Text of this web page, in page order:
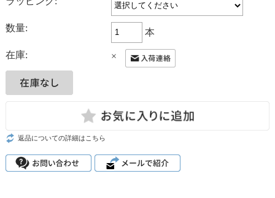
数量: 本
在庫: ×
返品についての詳細はこちら